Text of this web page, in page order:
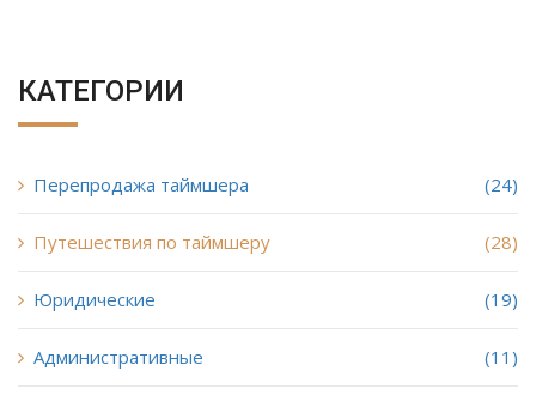
КАТЕГОРИИ
Перепродажа таймшера (24)
Путешествия по таймшеру (28)
Юридические (19)
Административные (11)